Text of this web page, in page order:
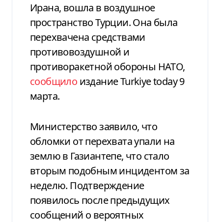
Ирана, вошла в воздушное
пространство Турции. Она была
перехвачена средствами
противовоздушной и
противоракетной обороны НАТО,
сообщило издание Turkiye today 9
марта.
Министерство заявило, что
обломки от перехвата упали на
землю в Газиантепе, что стало
вторым подобным инцидентом за
неделю. Подтверждение
появилось после предыдущих
сообщений о вероятных